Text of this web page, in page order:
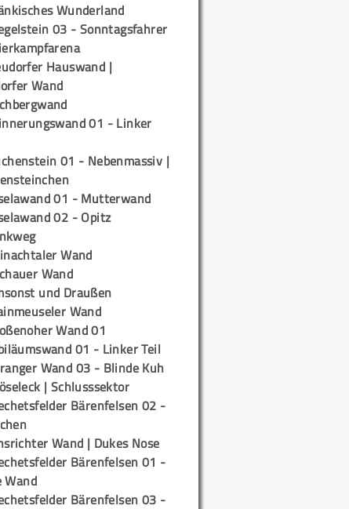
Wunderland
03 - Sonntagsfahrer
Hauswand |
Wand
01 - Linker
01 - Nebenmassiv |
01 - Mutterwand
02 - Opitz
Wand
Wand
und Draußen
Wand
Wand 01
01 - Linker Teil
Wand 03 - Blinde Kuh
| Schlusssektor
Bärenfelsen 02 -
Wand | Dukes Nose
Bärenfelsen 01 -
Wand
Bärenfelsen 03 -